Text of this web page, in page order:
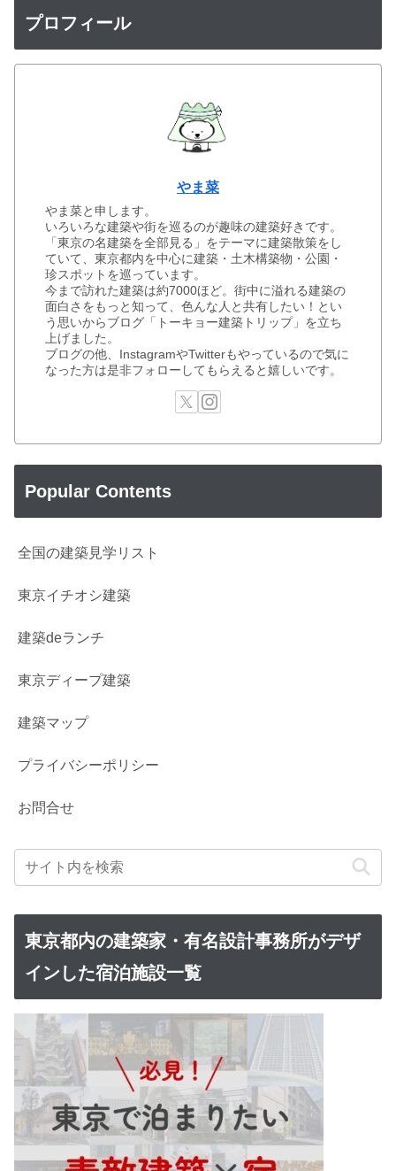
プロフィール
やま菜
やま菜と申します。
いろいろな建築や街を巡るのが趣味の建築好きです。
「東京の名建築を全部見る」をテーマに建築散策をし
ていて、東京都内を中心に建築・土木構築物・公園・
珍スポットを巡っています。
今まで訪れた建築は約7000ほど。街中に溢れる建築の
面白さをもっと知って、色んな人と共有したい！とい
う思いからブログ「トーキョー建築トリップ」を立ち
上げました。
ブログの他、InstagramやTwitterもやっているので気に
なった方は是非フォローしてもらえると嬉しいです。
Popular Contents
全国の建築見学リスト
東京イチオシ建築
建築deランチ
東京ディープ建築
建築マップ
プライバシーポリシー
お問合せ
東京都内の建築家・有名設計事務所がデザ
インした宿泊施設一覧